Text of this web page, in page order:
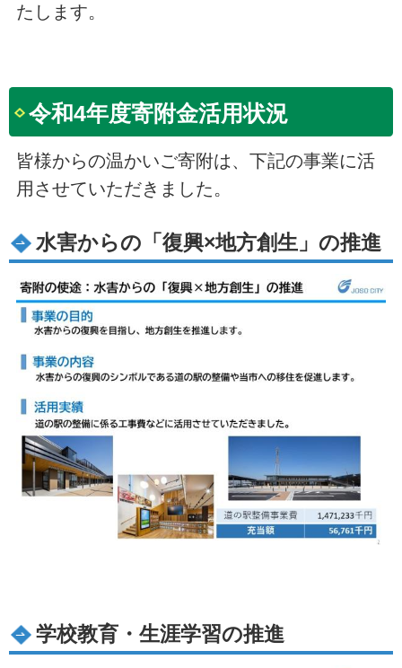
たします。
令和4年度寄附金活用状況
皆様からの温かいご寄附は、下記の事業に活
用させていただきました。
水害からの「復興×地方創生」の推進
学校教育・生涯学習の推進